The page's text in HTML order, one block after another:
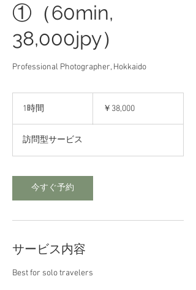
①（60min,
38,000jpy）
Professional Photographer, Hokkaido
1時間 ￥38,000
訪問型サービス
今すぐ予約
サービス内容
Best for solo travelers